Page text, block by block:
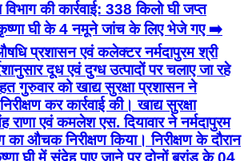
विभाग की कार्रवाई: 338 किलो घी जप्त
घी के 4 नमूने जांच के लिए भेजे गए ➡️
प्रशासन एवं कलेक्टर नर्मदापुरम श्री
दूध एवं दुग्ध उत्पादों पर चलाए जा रहे
गुरुवार को खाद्य सुरक्षा प्रशासन ने
कर कार्रवाई की। खाद्य सुरक्षा
राणा एवं कमलेश एस. दियावार ने नर्मदापुरम
का औचक निरीक्षण किया। निरीक्षण के दौरान